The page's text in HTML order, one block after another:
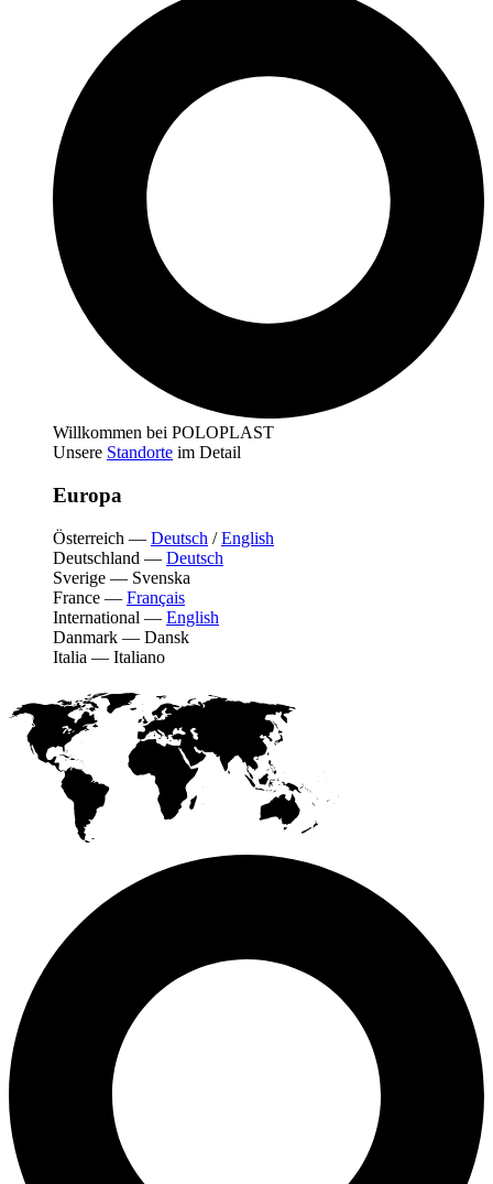
Willkommen bei POLOPLAST
Unsere Standorte im Detail
Europa
Österreich — Deutsch /English
Deutschland — Deutsch
Sverige — Svenska
France — Français
International — English
Danmark — Dansk
Italia — Italiano